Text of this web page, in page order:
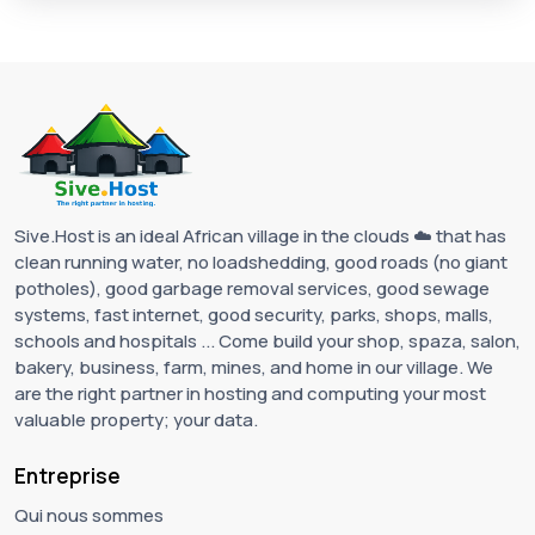
Sive.Host is an ideal African village in the clouds ☁️ that has
clean running water, no loadshedding, good roads (no giant
potholes), good garbage removal services, good sewage
systems, fast internet, good security, parks, shops, malls,
schools and hospitals ... Come build your shop, spaza, salon,
bakery, business, farm, mines, and home in our village. We
are the right partner in hosting and computing your most
valuable property; your data.
Entreprise
Qui nous sommes